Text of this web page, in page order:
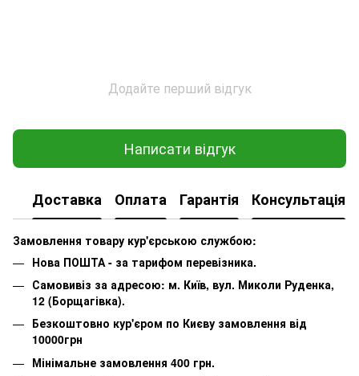
Додайте перший відгук
Написати відгук
Доставка Оплата Гарантія Консультація
Замовлення товару кур'єрською службою:
Нова ПОШТА - за тарифом перевізника.
Самовивіз за адресою: м. Київ, вул. Миколи Руденка,
12 (Борщагівка).
Безкоштовно кур'єром по Києву замовлення від
10000грн
Мінімальне замовлення 400 грн.